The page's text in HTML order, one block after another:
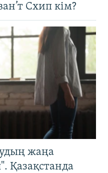
Схип кім?
жаңа
Қазақстанда